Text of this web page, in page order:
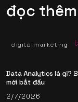
đọc thêm
digital marketing
Data Analytics là gì?
mới bắt đầu
2/7/2026